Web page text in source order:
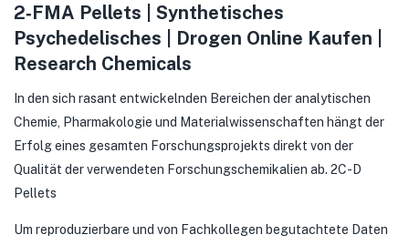
2‑FMA Pellets | Synthetisches
Psychedelisches | Drogen Online Kaufen |
Research Chemicals
In den sich rasant entwickelnden Bereichen der analytischen
Chemie, Pharmakologie und Materialwissenschaften hängt der
Erfolg eines gesamten Forschungsprojekts direkt von der
Qualität der verwendeten Forschungschemikalien ab. 2C-D
Pellets
Um reproduzierbare und von Fachkollegen begutachtete Daten